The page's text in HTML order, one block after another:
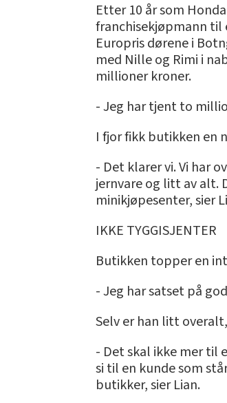
Etter 10 år som
franchisekjøpmann til
Europris dørene i
med Nille og Rimi i
millioner kroner.
- Jeg har tjent to
I fjor fikk butikken en
- Det klarer vi. Vi har
jernvare og litt av alt.
minikjøpesenter, sier
IKKE TYGGISJENTER
Butikken topper en
- Jeg har satset på
Selv er han litt
- Det skal ikke mer til
si til en kunde som
butikker, sier Lian.